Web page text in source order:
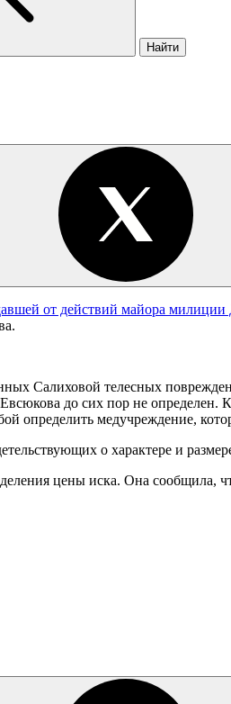
Найти
от действий майора
Салиховой телесных
до сих пор не определен.
определить медучреждение,
о характере и
цены иска. Она